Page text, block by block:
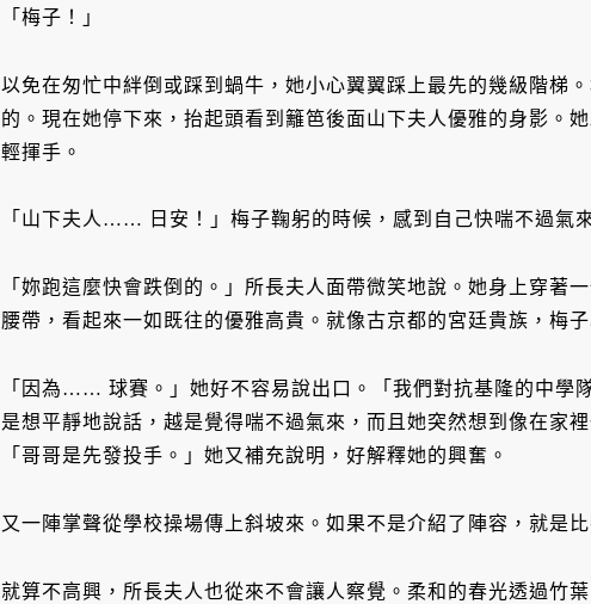
「梅子！」
以免在匆忙中絆倒或踩到蝸牛，她小心翼翼踩上最先的幾級階梯
的。現在她停下來，抬起頭看到籬笆後面山下夫人優雅的身影。
輕揮手。
「山下夫人…… 日安！」梅子鞠躬的時候，感到自己快喘不過氣
「妳跑這麼快會跌倒的。」所長夫人面帶微笑地說。她身上穿著
腰帶，看起來一如既往的優雅高貴。就像古京都的宮廷貴族，梅子
「因為…… 球賽。」她好不容易說出口。「我們對抗基隆的中
是想平靜地說話，越是覺得喘不過氣來，而且她突然想到像在家
「哥哥是先發投手。」她又補充說明，好解釋她的興奮。
又一陣掌聲從學校操場傳上斜坡來。如果不是介紹了陣容，就是比
就算不高興，所長夫人也從來不會讓人察覺。柔和的春光透過竹